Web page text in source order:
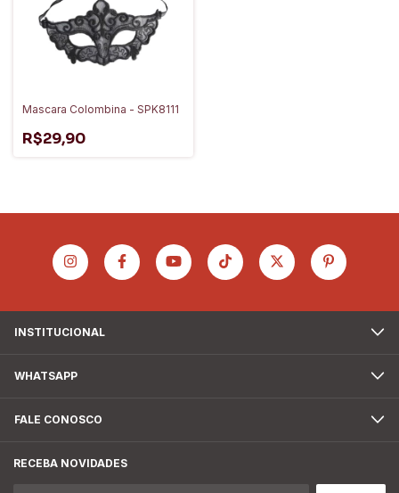
Mascara Colombina - SPK8111
R$29,90
INSTITUCIONAL
WHATSAPP
FALE CONOSCO
RECEBA NOVIDADES